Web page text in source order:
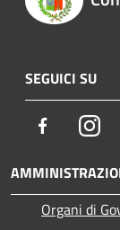
SEGUICI SU
Facebook
Organi di